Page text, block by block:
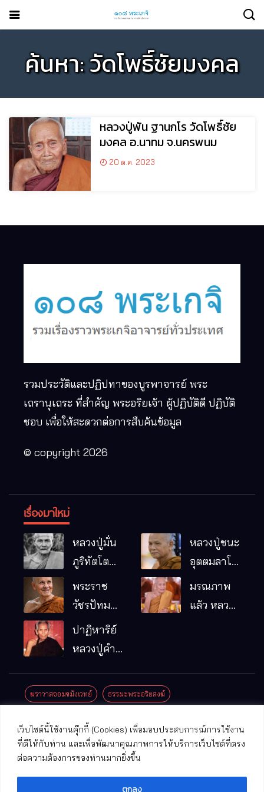
เว็บไซต์นี้ใช้งานคุ๊กกี้ (Cookies) เพื่อมอบประสบการณ์การใช้งาน
ที่ดีให้กับท่าน และเพื่อพัฒนาคุณภาพการให้บริการเว็บไซต์ที่ตรง
ต่อความต้องการของท่านมากยิ่งขึ้น
ตกลง
ค้นหา: วัดโพธิ์ชัยมงคล
หลวงปู่พัน ฐานกโร วัดโพธิ์ชัย
มงคล อ.นาทม จ.นครพนม
20 ต.ค. 2023
รวมประวัติและปฏิปทาของบูรพาจารย์ พระ
เถรานุเถระ ที่สำคัญ พระอริยเจ้า ผู้ปฏิบัติดี ปฏิบัติ
ชอบ เพื่อให้สะดวกต่อการสืบค้นข้อมูล
© copyright 2026
เรื่องมาใหม่
หลวงปู่มั่น
ภูริทัตโต
พระอริยเจ้า
ผู้เป็นบิดา
รมฐาน
หลวงปู่ชนะ
อุตตมลาโภ
หมากอื๋อ
พระราช
วัชรปัทม
คุณ (หลวง
ปู่บัวเกตุ
แล้ว วัดป่า
อ.แม่ริม
จ.เชียงใหม่
มรณภาพ
แล้ว หลวง
ปาฏิหาริย์
หลวงปู่คำ
มณี
ฆราวาสจอมขมังเวทย์ ธรรมะพระอริยสงฆ์
ปาฏิหาริย์พระเครื่อง
พระพุทธรูปศักดิ์สิทธิ์ วัดที่สําคัญ